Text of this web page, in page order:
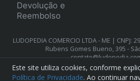
Devolução e
Reembolso
LUDOPEDIA COMERCIO LTDA - ME | CNPJ:
Rubens Gomes Bueno, 395 -
Este site utiliza cookies, conforme
Política de Privacidade. Ao continuar